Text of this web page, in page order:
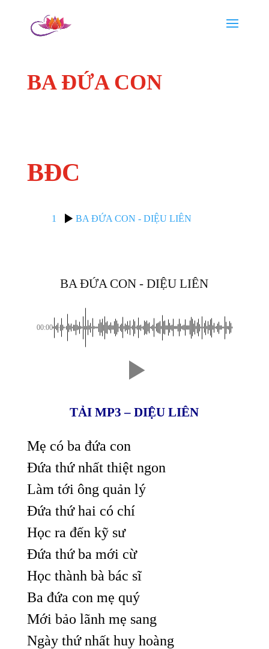
BA ĐỨA CON
BĐC
1 BA ĐỨA CON - DIỆU LIÊN
BA ĐỨA CON - DIỆU LIÊN
00:00
TẢI MP3 – DIỆU LIÊN
Mẹ có ba đứa con
Đứa thứ nhất thiệt ngon
Làm tới ông quản lý
Đứa thứ hai có chí
Học ra đến kỹ sư
Đứa thứ ba mới cừ
Học thành bà bác sĩ
Ba đứa con mẹ quý
Mới bảo lãnh mẹ sang
Ngày thứ nhất huy hoàng